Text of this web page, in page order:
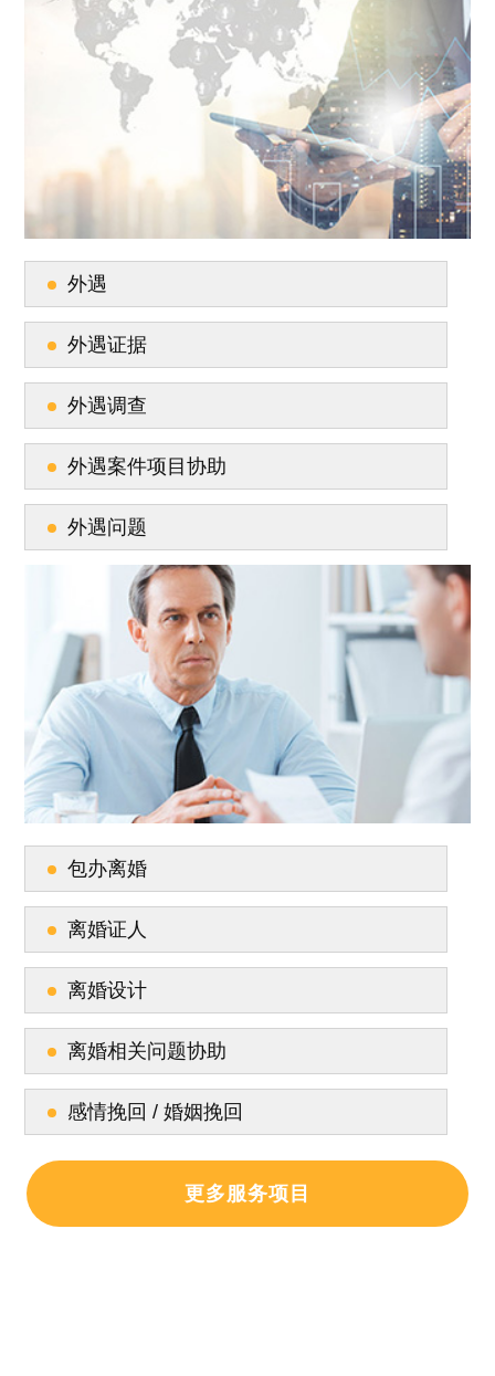
外遇
外遇证据
外遇调查
外遇案件项目协助
外遇问题
包办离婚
离婚证人
离婚设计
离婚相关问题协助
感情挽回 / 婚姻挽回
更多服务项目